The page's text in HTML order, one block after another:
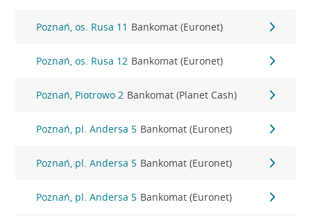
Poznań, os. Rusa 11 Bankomat (Euronet)
Poznań, os. Rusa 12 Bankomat (Euronet)
Poznań, Piotrowo 2 Bankomat (Planet Cash)
Poznań, pl. Andersa 5 Bankomat (Euronet)
Poznań, pl. Andersa 5 Bankomat (Euronet)
Poznań, pl. Andersa 5 Bankomat (Euronet)